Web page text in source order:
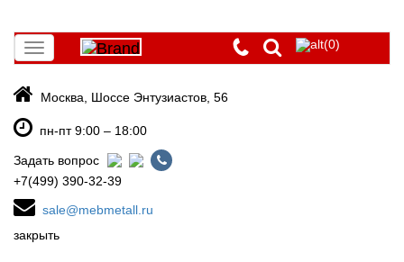
Toggle
navigation
(0)
Москва, Шоссе Энтузиастов, 56
пн-пт 9:00 – 18:00
Задать вопрос
+7(499) 390-32-39
sale@mebmetall.ru
закрыть